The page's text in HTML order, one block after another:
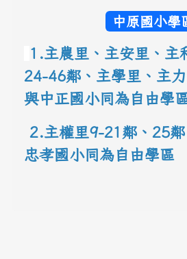
中原國小學
1.主農里、主安里、主
24-46鄰、主學里、主
與中正國小同為自由學
2.主權里9-21鄰、25鄰
忠孝國小同為自由學區